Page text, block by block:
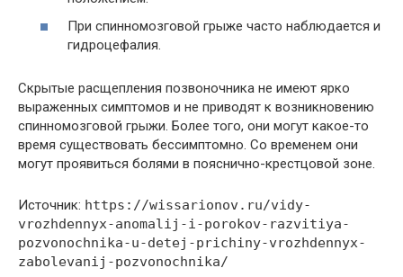
При спинномозговой грыже часто наблюдается и
гидроцефалия.
Скрытые расщепления позвоночника не имеют ярко
выраженных симптомов и не приводят к возникновению
спинномозговой грыжи. Более того, они могут какое-то
время существовать бессимптомно. Со временем они
могут проявиться болями в пояснично-крестцовой зоне.
Источник: https://wissarionov.ru/vidy-
vrozhdennyx-anomalij-i-porokov-razvitiya-
pozvonochnika-u-detej-prichiny-vrozhdennyx-
zabolevanij-pozvonochnika/